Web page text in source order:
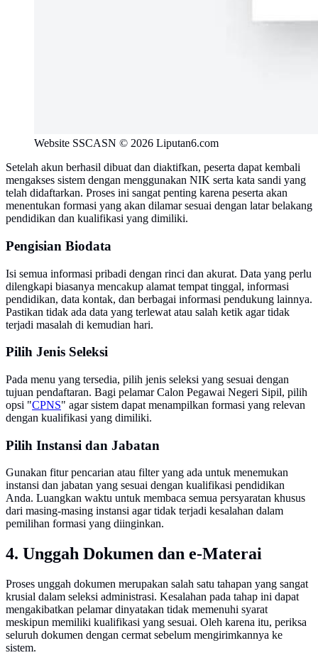
Website SSCASN © 2026 Liputan6.com
Setelah akun berhasil dibuat dan diaktifkan, peserta dapat kembali
mengakses sistem dengan menggunakan NIK serta kata sandi yang
telah didaftarkan. Proses ini sangat penting karena peserta akan
menentukan formasi yang akan dilamar sesuai dengan latar belakang
pendidikan dan kualifikasi yang dimiliki.
Pengisian Biodata
Isi semua informasi pribadi dengan rinci dan akurat. Data yang perlu
dilengkapi biasanya mencakup alamat tempat tinggal, informasi
pendidikan, data kontak, dan berbagai informasi pendukung lainnya.
Pastikan tidak ada data yang terlewat atau salah ketik agar tidak
terjadi masalah di kemudian hari.
Pilih Jenis Seleksi
Pada menu yang tersedia, pilih jenis seleksi yang sesuai dengan
tujuan pendaftaran. Bagi pelamar Calon Pegawai Negeri Sipil, pilih
opsi "CPNS" agar sistem dapat menampilkan formasi yang relevan
dengan kualifikasi yang dimiliki.
Pilih Instansi dan Jabatan
Gunakan fitur pencarian atau filter yang ada untuk menemukan
instansi dan jabatan yang sesuai dengan kualifikasi pendidikan
Anda. Luangkan waktu untuk membaca semua persyaratan khusus
dari masing-masing instansi agar tidak terjadi kesalahan dalam
pemilihan formasi yang diinginkan.
4. Unggah Dokumen dan e-Materai
Proses unggah dokumen merupakan salah satu tahapan yang sangat
krusial dalam seleksi administrasi. Kesalahan pada tahap ini dapat
mengakibatkan pelamar dinyatakan tidak memenuhi syarat
meskipun memiliki kualifikasi yang sesuai. Oleh karena itu, periksa
seluruh dokumen dengan cermat sebelum mengirimkannya ke
sistem.